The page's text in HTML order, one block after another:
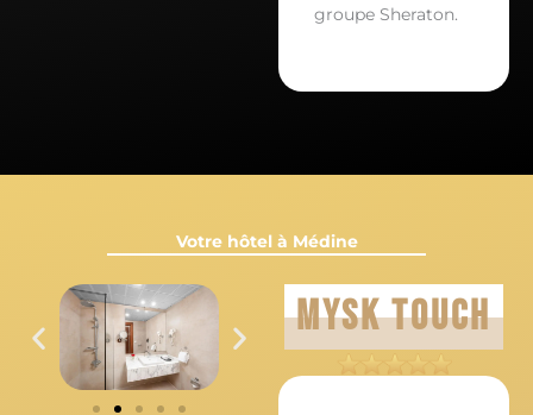
groupe Sheraton.
Votre hôtel à Médine
Mysk Touch